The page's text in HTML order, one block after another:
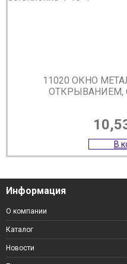
11020 ОКНО
ОТКРЫВАНИЕМ,
В
Информация
О компании
Каталог
Новости